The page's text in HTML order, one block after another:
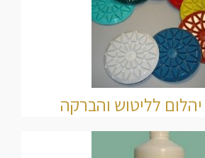
יהלום לליטוש והברקה